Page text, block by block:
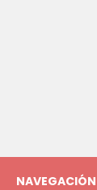
NAVEGACIÓN